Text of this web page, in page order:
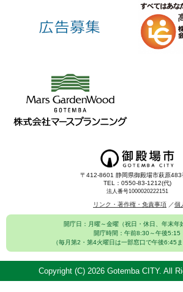
〒412-8601 静岡県御殿場市萩原483
TEL：0550-83-1212(代)
法人番号1000020222151
リンク・著作権・免責事項 個
開庁日：月曜～金曜（祝日・休日、年末年
開庁時間：午前8:30～午後5:15
（毎月第2・第4火曜日は一部窓口で午後6:45
Copyright (C) 2026 Gotemba CITY. All